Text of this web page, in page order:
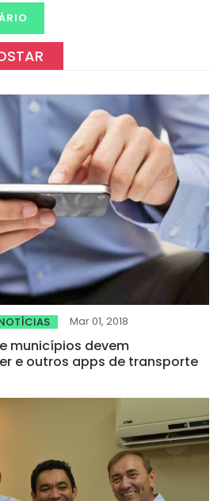
Mar 01, 2018
municípios devem
e outros apps de transporte